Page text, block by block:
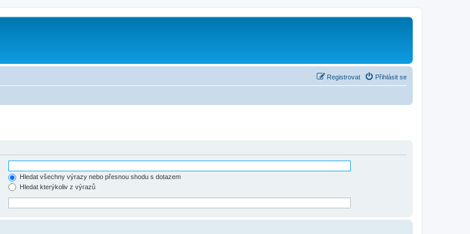
Přihlásit se
Registrovat
Hledat všechny výrazy nebo přesnou shodu s dotazem
Hledat kterýkoliv z výrazů